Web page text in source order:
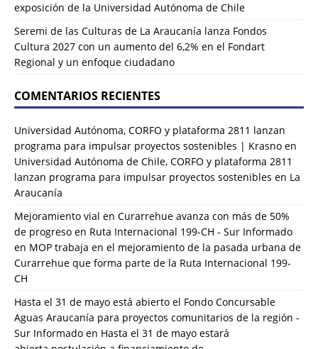
exposición de la Universidad Autónoma de Chile
Seremi de las Culturas de La Araucanía lanza Fondos
Cultura 2027 con un aumento del 6,2% en el Fondart
Regional y un enfoque ciudadano
COMENTARIOS RECIENTES
Universidad Autónoma, CORFO y plataforma 2811 lanzan
programa para impulsar proyectos sostenibles | Krasno en
Universidad Autónoma de Chile, CORFO y plataforma 2811
lanzan programa para impulsar proyectos sostenibles en La
Araucanía
Mejoramiento vial en Curarrehue avanza con más de 50%
de progreso en Ruta Internacional 199-CH - Sur Informado
en MOP trabaja en el mejoramiento de la pasada urbana de
Curarrehue que forma parte de la Ruta Internacional 199-
CH
Hasta el 31 de mayo está abierto el Fondo Concursable
Aguas Araucanía para proyectos comunitarios de la región -
Sur Informado en Hasta el 31 de mayo estará